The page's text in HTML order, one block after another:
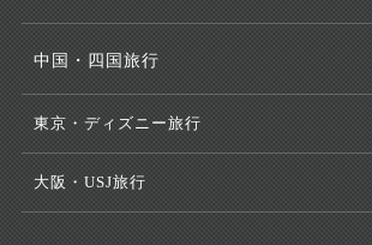
中国・四国旅行
東京・ディズニー旅行
大阪・USJ旅行